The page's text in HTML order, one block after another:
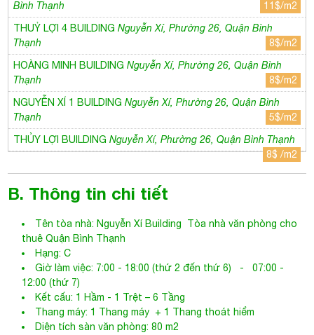
Bình Thạnh
11$/m2
THUỶ LỢI 4 BUILDINGNguyễn Xí, Phường 26, Quận Bình
Thạnh
8$/m2
HOÀNG MINH BUILDINGNguyễn Xí, Phường 26, Quận Bình
Thạnh
8$/m2
NGUYỄN XÍ 1 BUILDINGNguyễn Xí, Phường 26, Quận Bình
Thạnh
5$/m2
THỦY LỢI BUILDINGNguyễn Xí, Phường 26, Quận Bình Thạnh
8$ /m2
B. Thông tin chi tiết
Tên tòa nhà: Nguyễn Xí Building
Tòa nhà văn phòng cho
thuê Quận Bình Thạnh
Hạng: C
Giờ làm việc: 7:00 - 18:00 (thứ 2 đến thứ 6) - 07:00 -
12:00 (thứ 7)
Kết cấu: 1 Hầm - 1 Trệt – 6 Tầng
Thang máy: 1 Thang máy + 1 Thang thoát hiểm
Diện tích sàn văn phòng: 80 m2